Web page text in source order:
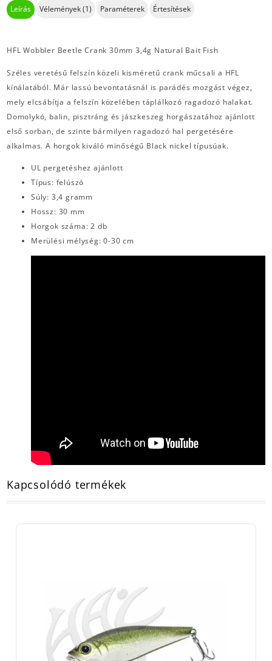
Leírás Vélemények (1) Paraméterek Értesítések
HFL Wobbler Beetle Crank 30mm 3,4g Natural Bait Fish
Széles veretésű felszín közeli kisméretű crank műcsali a HFL
kínálatából. Már lassú bevontatásnál is parádés mozgást végez,
mely elcsábítja a felszín közelében táplálkozó ragadozó halakat.
Domolykó, balin, pisztráng és jászkeszeg horgászatához ajánlott
első sorban, de szinte bármilyen ragadozó hal pergetésére
alkalmas. A horgok kiváló minőségű Black nickel típusúak.
UL pergetéshez ajánlott
Típus: felúszó
Súly: 3,4 gramm
Hossz: 30 mm
Horgok száma: 2 db
Merülési mélység: 0-30 cm
Kapcsolódó termékek